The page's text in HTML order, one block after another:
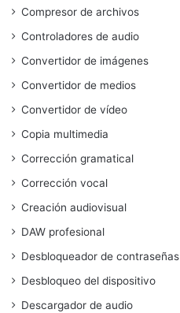
Compresor de archivos
Controladores de audio
Convertidor de imágenes
Convertidor de medios
Convertidor de vídeo
Copia multimedia
Corrección gramatical
Corrección vocal
Creación audiovisual
DAW profesional
Desbloqueador de contraseñas
Desbloqueo del dispositivo
Descargador de audio